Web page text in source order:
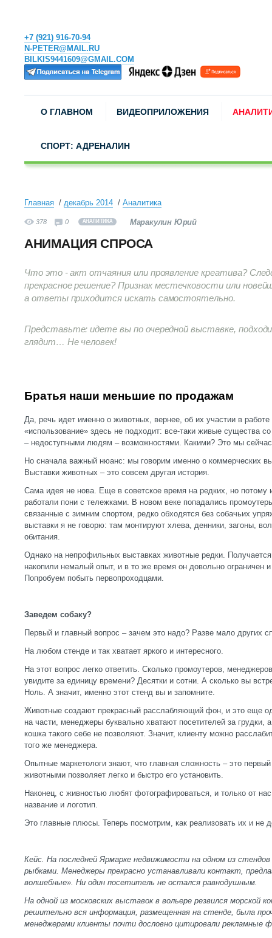
+7 (921) 916-70-94
N-PETER@MAIL.RU
BILKIS9441609@GMAIL.COM
О ГЛАВНОМ ВИДЕОПРИЛОЖЕНИЯ
СПОРТ: АДРЕНАЛИН
Главная декабрь 2014 Аналитика
378 0 АНАЛИТИКА Маракулин Юрий
АНИМАЦИЯ СПРОСА
Что это - акт отчаяния или проявление креатива?
прекрасное решение? Признак местечковости или
а ответы приходится искать самостоятельно.
Представьте: идете вы по очередной выставке,
глядит… Не человек!
Братья наши меньшие по продажам
Да, речь идет именно о животных, вернее, об их участии в
«использование» здесь не подходит: все-таки живые существа
– недоступными людям – возможностями. Какими? Это мы
Но сначала важный нюанс: мы говорим именно о коммерческих
Выставки животных – это совсем другая история.
Сама идея не нова. Еще в советское время на редких, но потому
работали пони с тележками. В новом веке попадались
связанные с зимним спортом, редко обходятся без собачьих
выставки я не говорю: там монтируют хлева, денники, загоны,
обитания.
Однако на непрофильных выставках животные редки.
накопили немалый опыт, и в то же время он довольно ограничен
Попробуем побыть первопроходцами.
Заведем собаку?
Первый и главный вопрос – зачем это надо? Разве мало других
На любом стенде и так хватает яркого и интересного.
На этот вопрос легко ответить. Сколько промоутеров,
увидите за единицу времени? Десятки и сотни. А сколько вы
Ноль. А значит, именно этот стенд вы и запомните.
Животные создают прекрасный расслабляющий фон, и это еще
на части, менеджеры буквально хватают посетителей за грудки,
кошка такого себе не позволяют. Значит, клиенту можно
того же менеджера.
Опытные маркетологи знают, что главная сложность – это
животными позволяет легко и быстро его установить.
Наконец, с живностью любят фотографироваться, и только от
название и логотип.
Это главные плюсы. Теперь посмотрим, как реализовать их и не
Кейс. На последней Ярмарке недвижимости на одном из
рыбками. Менеджеры прекрасно устанавливали контакт,
волшебные». Ни один посетитель не остался равнодушным.
На одной из московских выставок в вольере резвился морской
решительно вся информация, размещенная на стенде, была
менеджерами клиенты почти дословно цитировали рекламные